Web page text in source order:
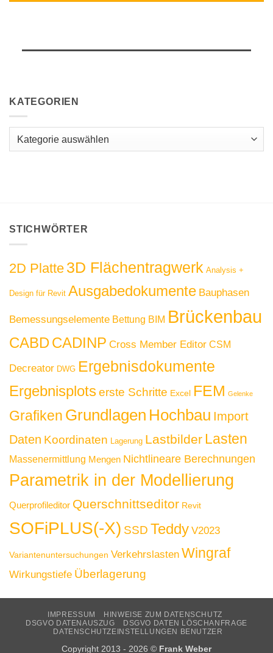
KATEGORIEN
Kategorien
STICHWÖRTER
2D Platte 3D Flächentragwerk Analysis +
Design für Revit Ausgabedokumente Bauphasen
Bemessungselemente Bettung BIM Brückenbau
CABDCADINP Cross Member Editor CSM
Decreator DWG Ergebnisdokumente
Ergebnisplotserste Schritte Excel FEM Gelenke
Grafiken Grundlagen Hochbau Import
Daten Koordinaten Lagerung Lastbilder Lasten
Massenermittlung Mengen Nichtlineare Berechnungen
Parametrik in der Modellierung
Querprofileditor Querschnittseditor Revit
SOFiPLUS(-X) SSD Teddy V2023
Variantenuntersuchungen Verkehrslasten Wingraf
Wirkungstiefe Überlagerung
IMPRESSUM
HINWEISE ZUM DATENSCHUTZ
DSGVO DATENAUSZUG
DSGVO DATEN LÖSCHANFRAGE
DATENSCHUTZEINSTELLUNGEN BENUTZER
Copyright 2013 - 2026 © Frank Weber